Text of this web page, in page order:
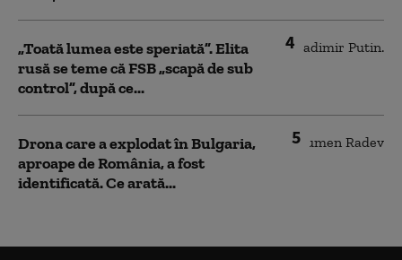
4
„Toată lumea este speriată”. Elita
rusă se teme că FSB „scapă de sub
control”, după ce...
5
Drona care a explodat în Bulgaria,
aproape de România, a fost
identificată. Ce arată...